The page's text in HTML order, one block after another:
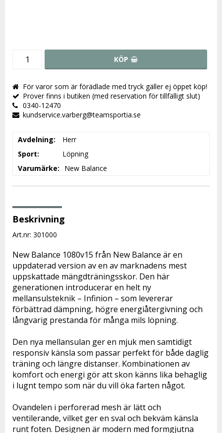
KÖP
För varor som är förädlade med tryck gäller ej öppet köp!
Prover finns i butiken (med reservation för tillfälligt slut)
0340-12470
kundservice.varberg@teamsportia.se
Avdelning
Herr
Sport
Löpning
Varumärke
New Balance
Beskrivning
Art.nr: 301000
New Balance 1080v15 från New Balance är en
uppdaterad version av en av marknadens mest
uppskattade mängdträningsskor. Den här
generationen introducerar en helt ny
mellansulsteknik – Infinion – som levererar
förbättrad dämpning, högre energiåtergivning och
långvarig prestanda för många mils löpning.
Den nya mellansulan ger en mjuk men samtidigt
responsiv känsla som passar perfekt för både daglig
träning och längre distanser. Kombinationen av
komfort och energi gör att skon känns lika behaglig
i lugnt tempo som när du vill öka farten något.
Ovandelen i perforerad mesh är lätt och
ventilerande, vilket ger en sval och bekväm känsla
runt foten. Designen är modern med formgjutna